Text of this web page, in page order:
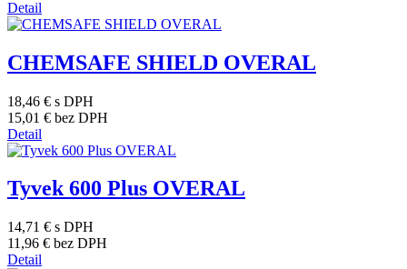
Detail
CHEMSAFE SHIELD OVERAL
18,46 € s DPH
15,01 € bez DPH
Detail
Tyvek 600 Plus OVERAL
14,71 € s DPH
11,96 € bez DPH
Detail